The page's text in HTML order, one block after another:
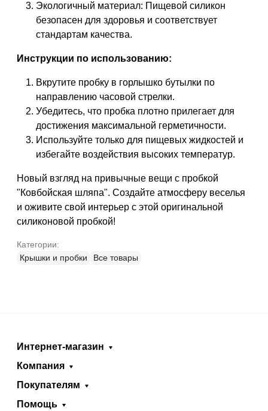
Экологичный материал: Пищевой силикон
безопасен для здоровья и соответствует
стандартам качества.
Инструкции по использованию:
Вкрутите пробку в горлышко бутылки по
направлению часовой стрелки.
Убедитесь, что пробка плотно прилегает для
достижения максимальной герметичности.
Используйте только для пищевых жидкостей и
избегайте воздействия высоких температур.
Новый взгляд на привычные вещи с пробкой
"Ковбойская шляпа". Создайте атмосферу веселья
и оживите свой интерьер с этой оригинальной
силиконовой пробкой!
Категории:
Крышки и пробки
Все товары
Интернет-магазин
Компания
Покупателям
Помощь